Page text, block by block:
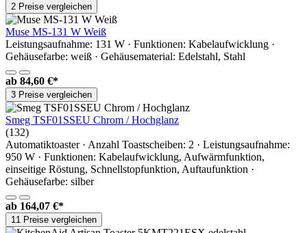
2 Preise vergleichen
Muse MS-131 W Weiß
Leistungsaufnahme: 131 W · Funktionen: Kabelaufwicklung ·
Gehäusefarbe: weiß · Gehäusematerial: Edelstahl, Stahl
ab 84,60 €*
3 Preise vergleichen
Smeg TSF01SSEU Chrom / Hochglanz
(132)
Automatiktoaster · Anzahl Toastscheiben: 2 · Leistungsaufnahme:
950 W · Funktionen: Kabelaufwicklung, Aufwärmfunktion,
einseitige Röstung, Schnellstopfunktion, Auftaufunktion ·
Gehäusefarbe: silber
ab 164,07 €*
11 Preise vergleichen